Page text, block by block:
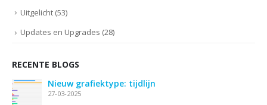
Uitgelicht (53)
Updates en Upgrades (28)
RECENTE BLOGS
Nieuw grafiektype: tijdlijn
27-03-2025